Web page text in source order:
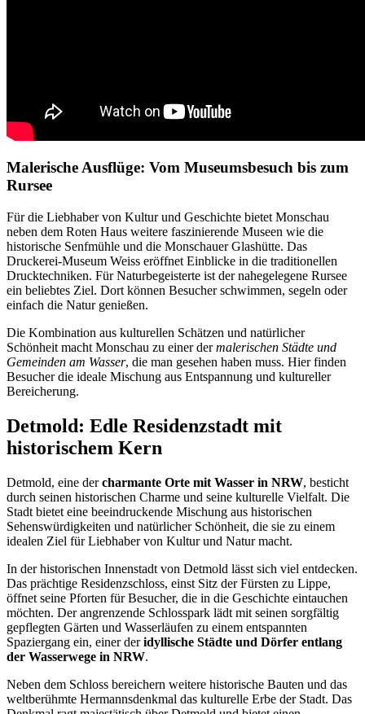
Malerische Ausflüge: Vom Museumsbesuch bis zum
Rursee
Für die Liebhaber von Kultur und Geschichte bietet Monschau
neben dem Roten Haus weitere faszinierende Museen wie die
historische Senfmühle und die Monschauer Glashütte. Das
Druckerei-Museum Weiss eröffnet Einblicke in die traditionellen
Drucktechniken. Für Naturbegeisterte ist der nahegelegene Rursee
ein beliebtes Ziel. Dort können Besucher schwimmen, segeln oder
einfach die Natur genießen.
Die Kombination aus kulturellen Schätzen und natürlicher
Schönheit macht Monschau zu einer dermalerischen Städte und
Gemeinden am Wasser, die man gesehen haben muss. Hier finden
Besucher die ideale Mischung aus Entspannung und kultureller
Bereicherung.
Detmold: Edle Residenzstadt mit
historischem Kern
Detmold, eine dercharmante Orte mit Wasser in NRW, besticht
durch seinen historischen Charme und seine kulturelle Vielfalt. Die
Stadt bietet eine beeindruckende Mischung aus historischen
Sehenswürdigkeiten und natürlicher Schönheit, die sie zu einem
idealen Ziel für Liebhaber von Kultur und Natur macht.
In der historischen Innenstadt von Detmold lässt sich viel entdecken.
Das prächtige Residenzschloss, einst Sitz der Fürsten zu Lippe,
öffnet seine Pforten für Besucher, die in die Geschichte eintauchen
möchten. Der angrenzende Schlosspark lädt mit seinen sorgfältig
gepflegten Gärten und Wasserläufen zu einem entspannten
Spaziergang ein, einer deridyllische Städte und Dörfer entlang
der Wasserwege in NRW.
Neben dem Schloss bereichern weitere historische Bauten und das
weltberühmte Hermannsdenkmal das kulturelle Erbe der Stadt. Das